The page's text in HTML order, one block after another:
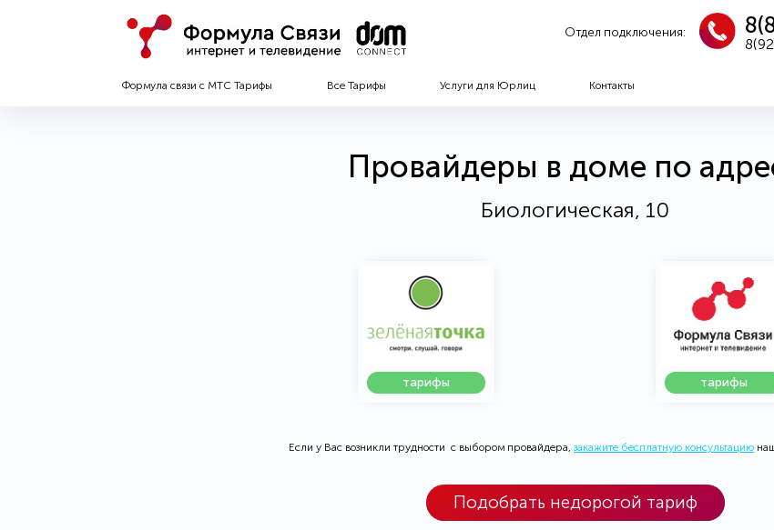
Отдел подключения:
Формула связи с МТС Тарифы Все Тарифы Услуги для Юрлиц Контакты
Провайдеры в доме по
Биологическая, 10
тарифы тарифы
Если у Вас возникли трудности с выбором провайдера,закажите бесплатную консультацию
Подобрать недорогой тариф